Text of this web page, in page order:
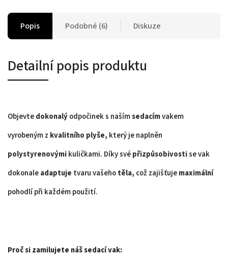
Popis Podobné (6) Diskuze
Detailní popis produktu
Objevtedokonalýodpočinek s našímsedacímvakem
vyrobeným z kvalitního plyše, který je naplněn
polystyrenovýmikuličkami. Díky svépřizpůsobivostise vak
dokonaleadaptuje tvaru vašehotěla, což zajišťujemaximální
pohodlí při každém použití.
Proč si zamilujete náš sedací vak: